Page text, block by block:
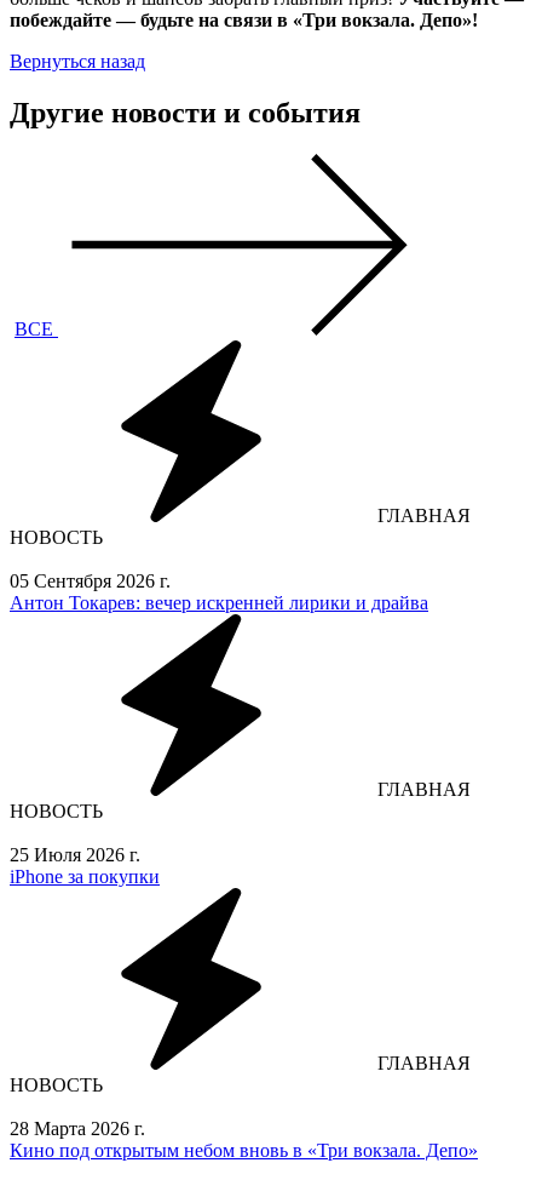
побеждайте — будьте на связи в «Три вокзала. Депо»!
Вернуться назад
Другие новости и события
ВСЕ
ГЛАВНАЯ
НОВОСТЬ
05 Сентября 2026 г.
Антон Токарев: вечер искренней лирики и драйва
ГЛАВНАЯ
НОВОСТЬ
25 Июля 2026 г.
iPhone за покупки
ГЛАВНАЯ
НОВОСТЬ
28 Марта 2026 г.
Кино под открытым небом вновь в «Три вокзала. Депо»